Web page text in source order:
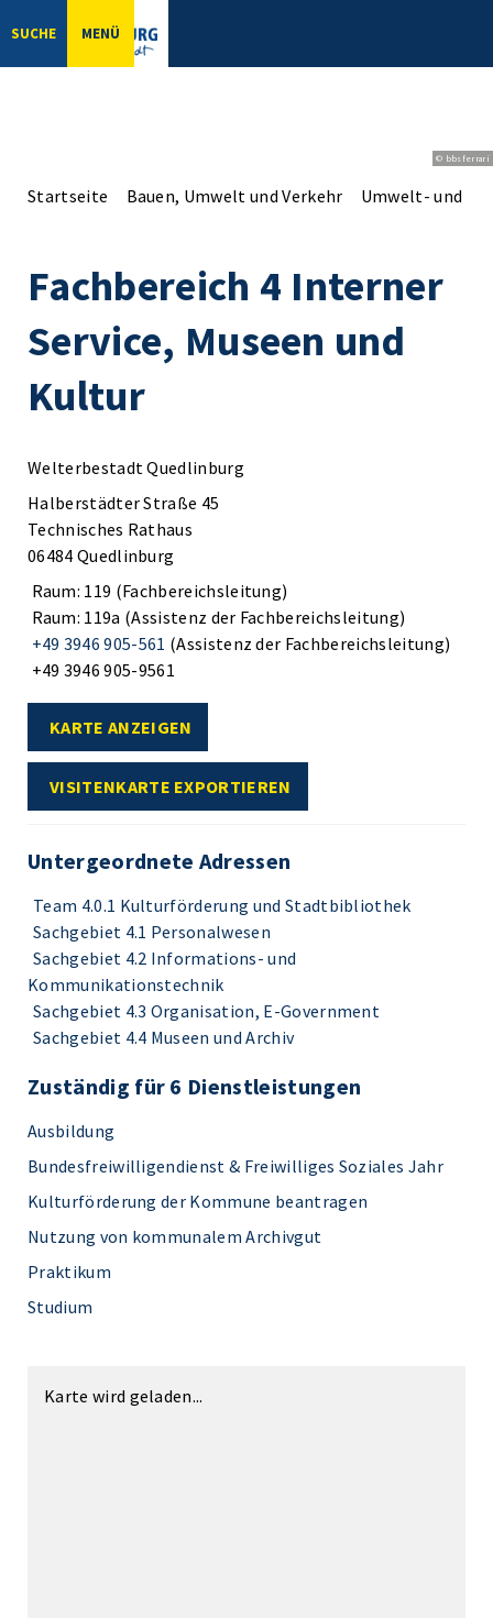
SUCHE MENÜ
© bbsferrari
Startseite Bauen, Umwelt und Verkehr Umwelt- und
Fachbereich 4 Interner
Service, Museen und
Kultur
Welterbestadt Quedlinburg
Halberstädter Straße 45
Technisches Rathaus
06484 Quedlinburg
Raum: 119 (Fachbereichsleitung)
Raum: 119a (Assistenz der Fachbereichsleitung)
+49 3946 905-561 (Assistenz der Fachbereichsleitung)
+49 3946 905-9561
KARTE ANZEIGEN
VISITENKARTE EXPORTIEREN
Untergeordnete Adressen
Team 4.0.1 Kulturförderung und Stadtbibliothek
Sachgebiet 4.1 Personalwesen
Sachgebiet 4.2 Informations- und
Kommunikationstechnik
Sachgebiet 4.3 Organisation, E-Government
Sachgebiet 4.4 Museen und Archiv
Zuständig für 6 Dienstleistungen
Ausbildung
Bundesfreiwilligendienst & Freiwilliges Soziales Jahr
Kulturförderung der Kommune beantragen
Nutzung von kommunalem Archivgut
Praktikum
Studium
Karte wird geladen...